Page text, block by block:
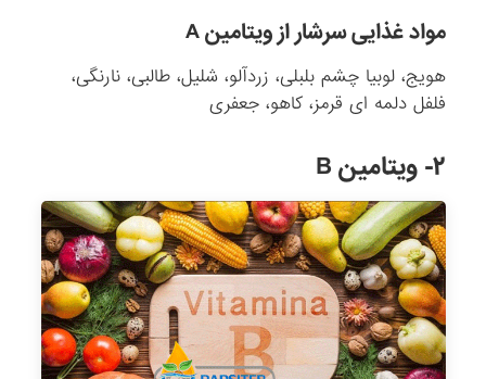
مواد غذایی سرشار از ویتامین A
هویج، لوبیا چشم بلبلی، زردآلو، شلیل، طالبی، نارنگی،
فلفل دلمه ای قرمز، کاهو، جعفری
۲- ویتامین B